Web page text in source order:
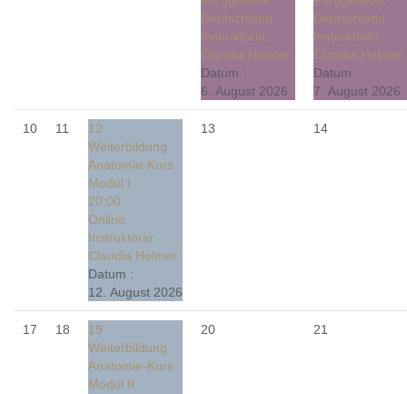
Deutschland
Instruktorin:
Claudia Helmer
Datum :
6. August 2026
Deutschland
Instruktorin:
Claudia Helmer
Datum :
7. August 2026
10 11
12
Weiterbildung
Anatomie-Kurs
Modul I
20:00
Online
Instruktorin:
Claudia Helmer
Datum :
12. August 2026
13 14
17 18
19
Weiterbildung
Anatomie-Kurs
Modul II
20 21